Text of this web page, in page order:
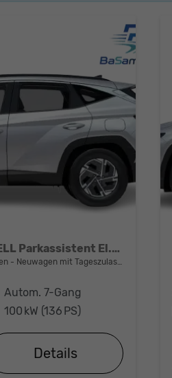
Premium Luxury Matrix KRELL Parkassistent El.Heck
Neuwagen mit Tageszulassung
Autom. 7-Gang
100 kW (136 PS)
Details